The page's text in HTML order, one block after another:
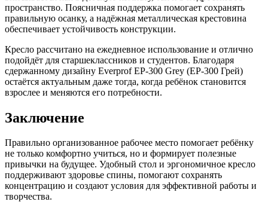
пространство. Поясничная поддержка помогает сохранять
правильную осанку, а надёжная металлическая крестовина
обеспечивает устойчивость конструкции.
Кресло рассчитано на ежедневное использование и отлично
подойдёт для старшеклассников и студентов. Благодаря
сдержанному дизайну Everprof EP-300 Grey (EP-300 Грей)
остаётся актуальным даже тогда, когда ребёнок становится
взрослее и меняются его потребности.
Заключение
Правильно организованное рабочее место помогает ребёнку
не только комфортно учиться, но и формирует полезные
привычки на будущее. Удобный стол и эргономичное кресло
поддерживают здоровье спины, помогают сохранять
концентрацию и создают условия для эффективной работы и
творчества.